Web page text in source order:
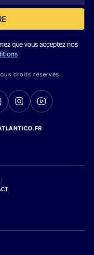
que vous acceptez nos
droits réservés.
/